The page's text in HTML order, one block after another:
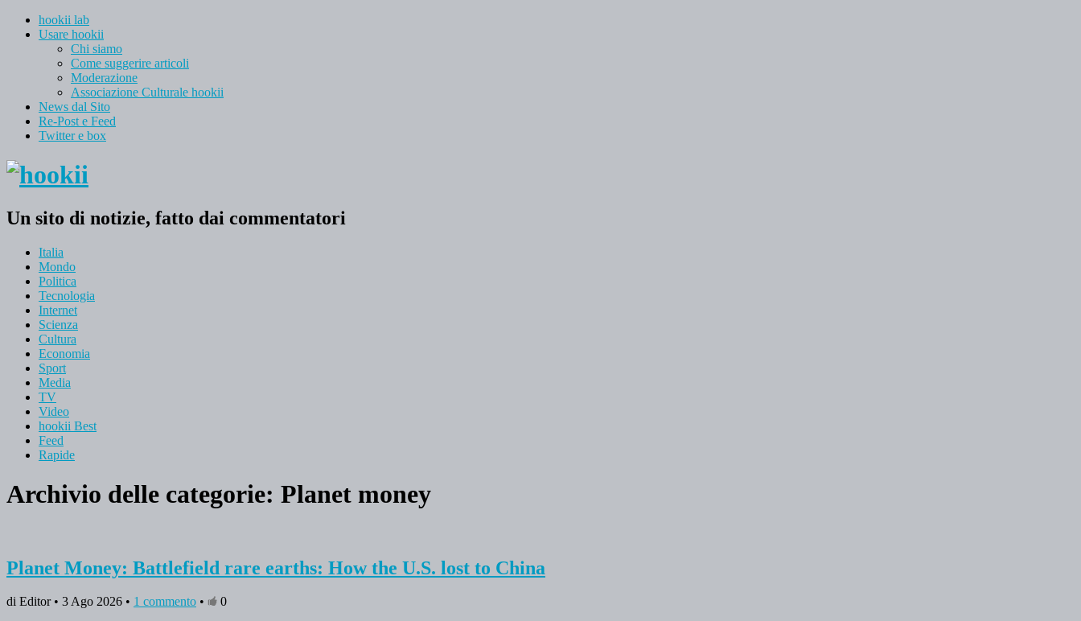
hookii lab
Usare hookii
Chi siamo
Come suggerire articoli
Moderazione
Associazione Culturale hookii
News dal Sito
Re-Post e Feed
Twitter e box
Un sito di notizie, fatto dai commentatori
Italia
Mondo
Politica
Tecnologia
Internet
Scienza
Cultura
Economia
Sport
Media
TV
Video
hookii Best
Feed
Rapide
Archivio delle categorie: Planet money
Planet Money: Battlefield rare earths: How the U.S. lost to China
di Editor • 3 Ago 2026 • 1 commento •
0